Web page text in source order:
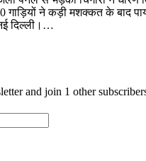
ने कड़ी मशक्कत के बाद
दिल्ली।…
and join 1 other